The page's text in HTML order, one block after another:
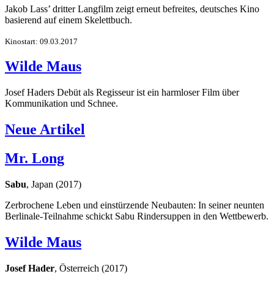
Jakob Lass’ dritter Langfilm zeigt erneut befreites, deutsches Kino
basierend auf einem Skelettbuch.
Kinostart: 09.03.2017
Wilde Maus
Josef Haders Debüt als Regisseur ist ein harmloser Film über
Kommunikation und Schnee.
Neue Artikel
Mr. Long
Sabu, Japan (2017)
Zerbrochene Leben und einstürzende Neubauten: In seiner neunten
Berlinale-Teilnahme schickt Sabu Rindersuppen in den Wettbewerb.
Wilde Maus
Josef Hader, Österreich (2017)